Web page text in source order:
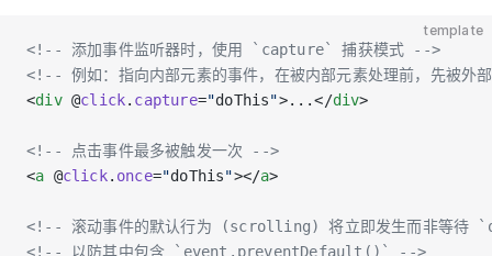
template
<!-- 添加事件监听器时，使用 `capture` 捕获模式 -->
<!-- 例如：指向内部元素的事件，在被内部元素处理前，先被外
<div @click. capture="doThis">...</div>
<!-- 点击事件最多被触发一次 -->
<a @click. once="doThis"></a>
<!-- 滚动事件的默认行为 (scrolling) 将立即发生而非等
<!-- 以防其中包含 `event.preventDefault()` -->